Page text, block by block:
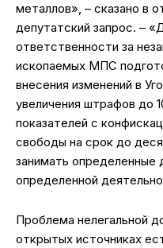
металлов», – сказано в
депутатский запрос. –
ответственности за
ископаемых МПС
внесения изменений в
увеличения штрафов до
показателей с
свободы на срок до
занимать определенные
определенной
Проблема нелегальной
открытых источниках